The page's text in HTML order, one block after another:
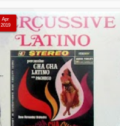
Apr
2019